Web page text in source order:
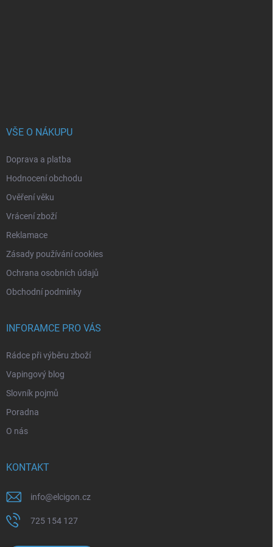
VŠE O NÁKUPU
Doprava a platba
Hodnocení obchodu
Ověření věku
Vrácení zboží
Reklamace
Zásady používání cookies
Ochrana osobních údajů
Obchodní podmínky
INFORAMCE PRO VÁS
Rádce při výběru zboží
Vapingový blog
Slovník pojmů
Poradna
O nás
KONTAKT
info@elcigon.cz
725 154 127